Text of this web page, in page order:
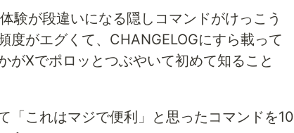
験が段違いになる隠しコマンドがけっこう
度がエグくて、CHANGELOGにすら載って
がXでポロッとつぶやいて初めて知ること
「これはマジで便利」と思ったコマンドを10